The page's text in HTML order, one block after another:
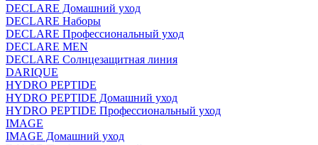
DECLARE Домашний уход
DECLARE Наборы
DECLARE Профессиональный уход
DECLARE MEN
DECLARE Солнцезащитная линия
DARIQUE
HYDRO PEPTIDE
HYDRO PEPTIDE Домашний уход
HYDRO PEPTIDE Профессиональный уход
IMAGE
IMAGE Домашний уход